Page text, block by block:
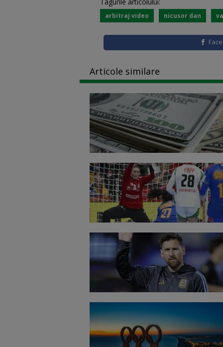
arbitraj video nicusor dan
Articole similare